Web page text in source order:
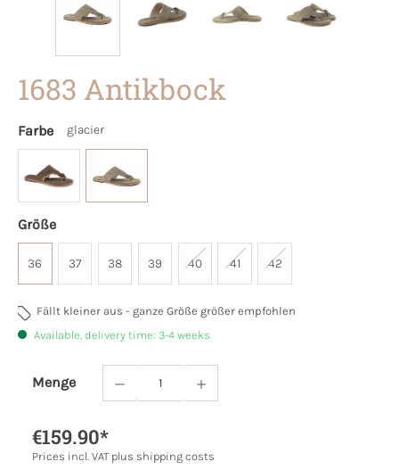
1683 Antikbock
Farbe glacier
Größe
36 37 38 39 40 41 42
Fällt kleiner aus - ganze Größe größer empfohlen
Available, delivery time: 3-4 weeks
Menge
Product Quantity: Enter the desired
€159.90*
Prices incl. VAT plus shipping costs